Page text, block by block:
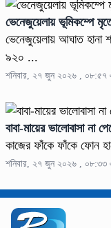
ভেনেজুয়েলায় ভূমিকম্পে
ভেনেজুয়েলায় আঘাত হানা
৯২০ ...
শনিবার, ২৭ জুন ২০২৬ , ০৮:৫৭
বাবা-মায়ের ভালোবাসা না
কাজের ফাঁকে ফাঁকে ফোন
শনিবার, ২৭ জুন ২০২৬ , ০৮:৩৩